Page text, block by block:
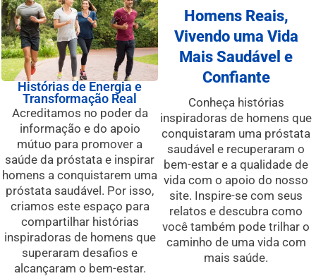
Histórias de Energia e
Transformação Real
Acreditamos no poder da
informação e do apoio
mútuo para promover a
saúde da próstata e inspirar
homens a conquistarem uma
próstata saudável. Por isso,
criamos este espaço para
compartilhar histórias
inspiradoras de homens que
superaram desafios e
alcançaram o bem-estar.
Homens Reais,
Vivendo uma Vida
Mais Saudável e
Confiante
Conheça histórias
inspiradoras de homens que
conquistaram uma próstata
saudável e recuperaram o
bem-estar e a qualidade de
vida com o apoio do nosso
site. Inspire-se com seus
relatos e descubra como
você também pode trilhar o
caminho de uma vida com
mais saúde.